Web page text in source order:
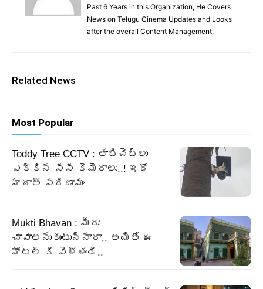
Past 6 Years in this Organization, He Covers
News on Telugu Cinema Updates and Looks
after the overall Content Management.
Related News
Most Popular
Toddy Tree CCTV : తాటిచెట్లు
ఎక్కిన సీసీ కెమెరాలు..! ఇదో
హఠాత్ పరిణామం
Mukti Bhavan : మీరు
చావాలనుకుంటున్నారా.. అయితే ఈ
హోటల్ కి వెళ్ళండి..